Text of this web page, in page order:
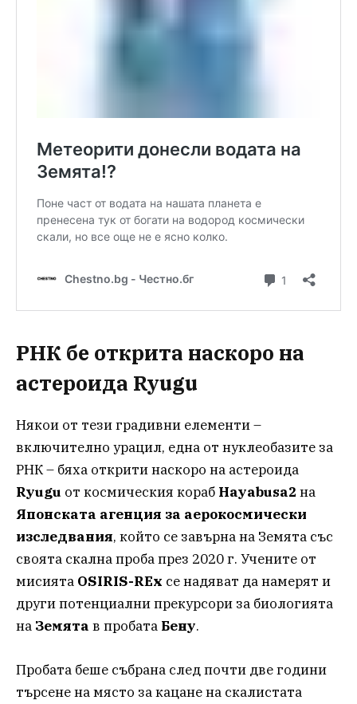
РНК бе открита наскоро на
астероида Ryugu
Някои от тези градивни елементи –
включително урацил, една от нуклеобазите за
РНК – бяха открити наскоро на астероида
Ryugu от космическия кораб Hayabusa2 на
Японската агенция за аерокосмически
изследвания, който се завърна на Земята със
своята скална проба през 2020 г. Учените от
мисията OSIRIS-REx се надяват да намерят и
други потенциални прекурсори за биологията
на Земята в пробата Бену.
Пробата беше събрана след почти две години
търсене на място за кацане на скалистата